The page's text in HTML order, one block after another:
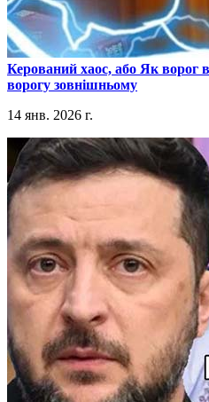
​Керований хаос, або Як ворог
ворогу зовнішньому
14 янв. 2026 г.